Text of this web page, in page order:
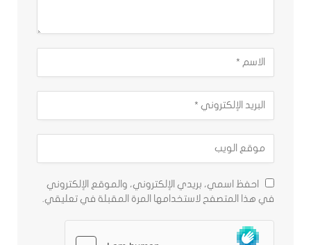
احفظ اسمي، بريدي الإلكتروني، والموقع الإلكتروني
في هذا المتصفح لاستخدامها المرة المقبلة في تعليقي.